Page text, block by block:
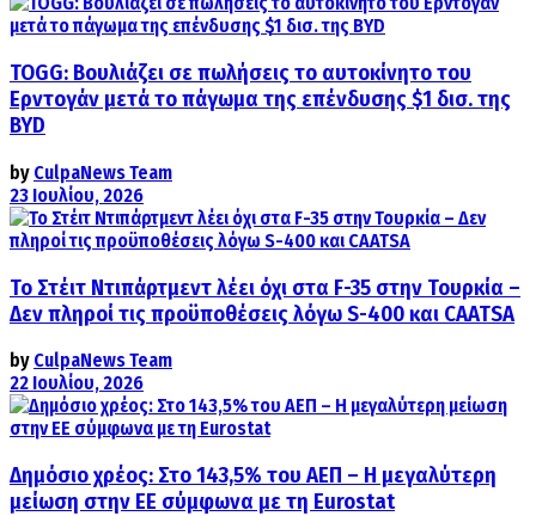
TOGG: Βουλιάζει σε πωλήσεις το αυτοκίνητο του
Ερντογάν μετά το πάγωμα της επένδυσης $1 δισ. της
BYD
by CulpaNews Team
23 Ιουλίου, 2026
Το Στέιτ Ντιπάρτμεντ λέει όχι στα F-35 στην Τουρκία –
Δεν πληροί τις προϋποθέσεις λόγω S-400 και CAATSA
by CulpaNews Team
22 Ιουλίου, 2026
Δημόσιο χρέος: Στο 143,5% του ΑΕΠ – Η μεγαλύτερη
μείωση στην ΕΕ σύμφωνα με τη Eurostat